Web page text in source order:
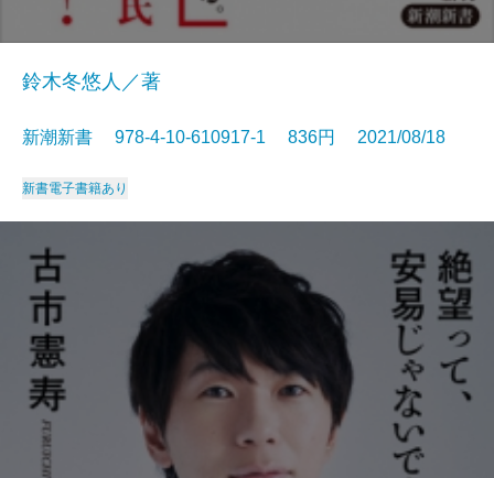
鈴木冬悠人／著
新潮新書 978-4-10-610917-1 836円 2021/08/18
新書電子書籍あり